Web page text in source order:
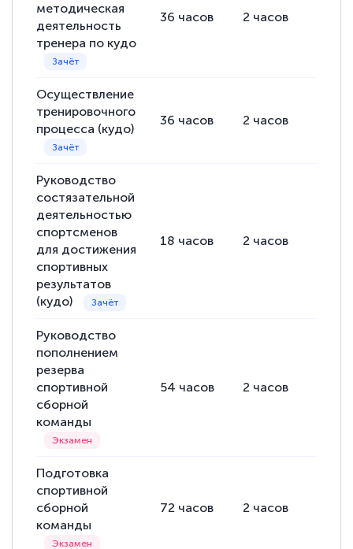
методическая
деятельность
тренера по кудо
36 часов 2 часов
Осуществление
тренировочного
процесса (кудо)
36 часов 2 часов
Руководство
состязательной
деятельностью
спортсменов
для достижения
спортивных
результатов
(кудо)
18 часов 2 часов
Руководство
пополнением
резерва
спортивной
сборной
команды
54 часов 2 часов
Подготовка
спортивной
сборной
команды
72 часов 2 часов